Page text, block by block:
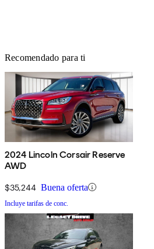
Recomendado para ti
2024 Lincoln Corsair Reserve
AWD
$35,244 Buena oferta
Incluye tarifas de conc.